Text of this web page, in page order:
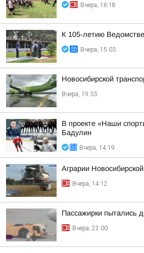
Вчера, 16:18
К 105-летию
Вчера, 15:03
Новосибирской
Вчера, 19:33
В проекте «Наши
Бадулин
Вчера, 14:19
Аграрии
Вчера, 14:12
Пассажирки пытались
Вчера, 22:00